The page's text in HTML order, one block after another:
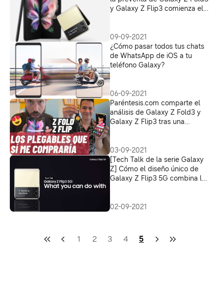
y Galaxy Z Flip3 comienza el
09-09-2021
¿Cómo pasar todos tus chats
de WhatsApp de iOS a tu
teléfono Galaxy?
06-09-2021
Paréntesis.com comparte el
análisis de Galaxy Z Fold3 y
Galaxy Z Flip3 tras una
03-09-2021
[Tech Talk de la serie Galaxy
Z] Cómo el diseño único de
Galaxy Z Flip3 5G combina la
02-09-2021
1 2 3 4 5